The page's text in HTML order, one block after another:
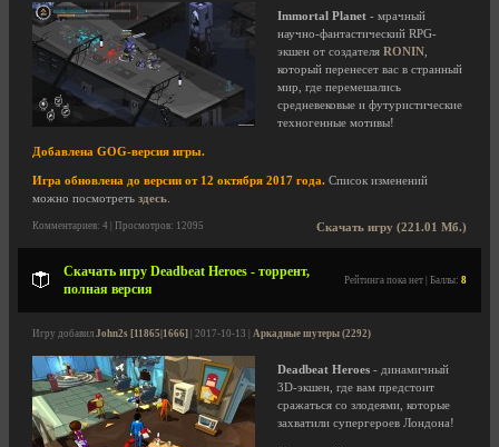
Immortal Planet - мрачный
научно-фантастический RPG-
экшен от создателя RONIN
который перенесет вас в странный
мир, где перемешались
средневековые и футуристические
техногенные мотивы!
Добавлена GOG-версия игры.
Игра обновлена до версии от 12 октября 2017 года. Список изменений
можно посмотреть здесь
Скачать игру (221.01 Мб.)
Комментариев: 4 | Просмотров: 12095
Скачать игру Deadbeat Heroes - торрент,
полная версия
Рейтинга пока нет | Баллы: 8
Игру добавил John2s [11865|1666] | 2017-10-13 | Аркадные шутеры (2292)
Deadbeat Heroes - динамичный
3D-экшен, где вам предстоит
сражаться со злодеями, которые
захватили супергероев Лондона!